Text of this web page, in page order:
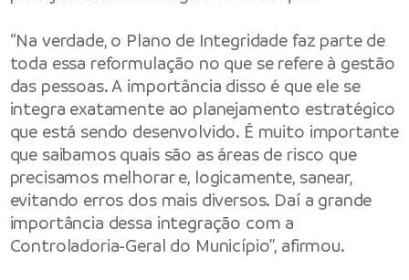
“Na verdade, o Plano de Integridade faz parte de
toda essa reformulação no que se refere à gestão
das pessoas. A importância disso é que ele se
integra exatamente ao planejamento estratégico
que está sendo desenvolvido. É muito importante
que saibamos quais são as áreas de risco que
precisamos melhorar e, logicamente, sanear,
evitando erros dos mais diversos. Daí a grande
importância dessa integração com a
Controladoria-Geral do Município”, afirmou.